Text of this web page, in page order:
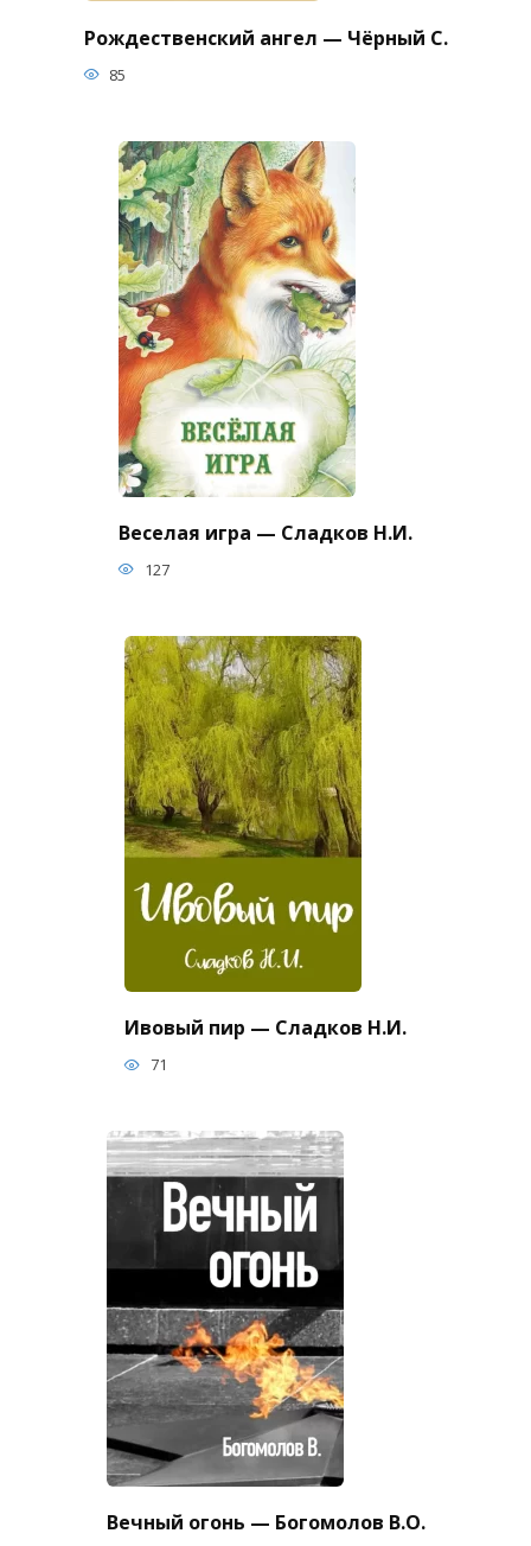
Рождественский ангел — Чёрный С.
85
Веселая игра — Сладков Н.И.
127
Ивовый пир — Сладков Н.И.
71
Вечный огонь — Богомолов В.О.